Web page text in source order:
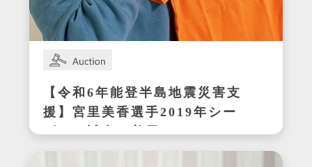
【令和6年能登半島地震災害支
援】宮里美香選手2019年シー
ズンの試合で着用したサイン
入りウェア